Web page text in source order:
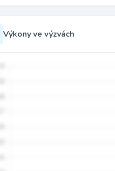
Výkony ve výzvách